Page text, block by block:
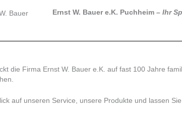
Ernst W. Bauer e.K. Puchheim – Ihr
die Firma Ernst W. Bauer e.K. auf fast 100 Jahre
auf unseren Service, unsere Produkte und lassen